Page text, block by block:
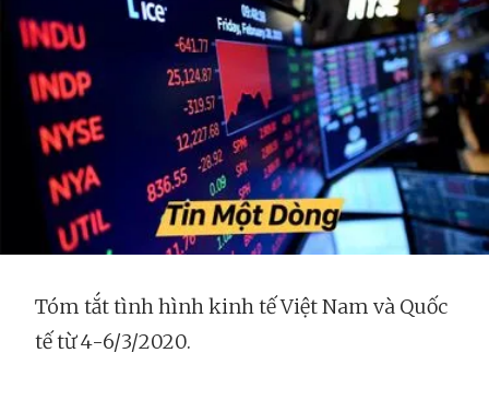
Tóm tắt tình hình kinh tế Việt Nam và Quốc
tế từ 4-6/3/2020.